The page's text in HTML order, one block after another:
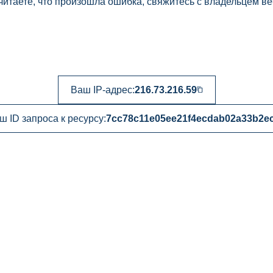
Ваш IP-адрес:216.73.216.59
ID запроса к ресурсу: